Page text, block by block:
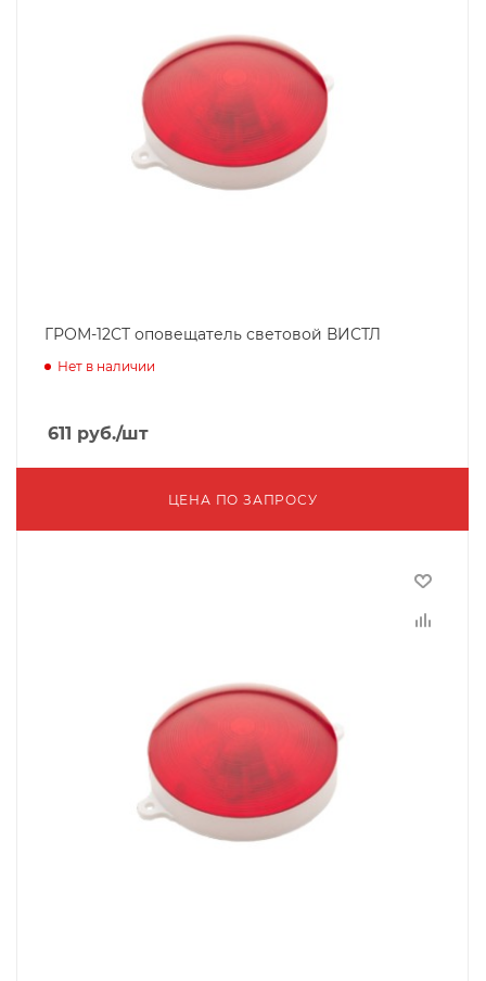
ГРОМ-12СТ оповещатель световой ВИСТЛ
Нет в наличии
611 руб./шт
ЦЕНА ПО ЗАПРОСУ